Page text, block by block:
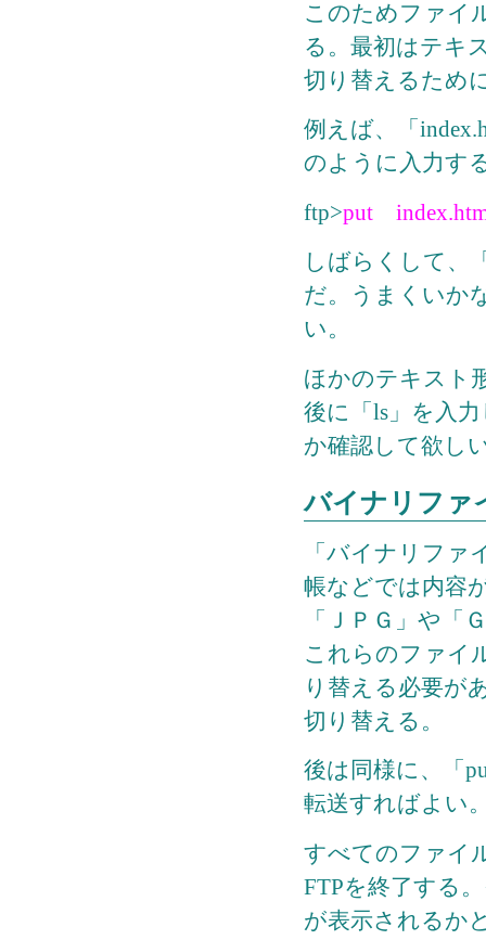
このためファイ
る。最初はテキ
切り替えるため
例えば、「
のように入力す
ftp>put
しばらくして、
だ。うまくいか
い。
ほかのテキスト
後に「ls」を入
か確認して欲し
バイナリファ
「バイナリフ
帳などでは内容
「ＪＰＧ」や「
これらのファイ
り替える必要が
切り替える。
後は同様に、「
転送すればよい
すべてのファイ
FTPを終了する
が表示されるか